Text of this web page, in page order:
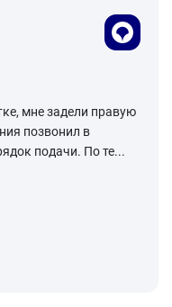
мне задели правую
позвонил в
подачи. По те...